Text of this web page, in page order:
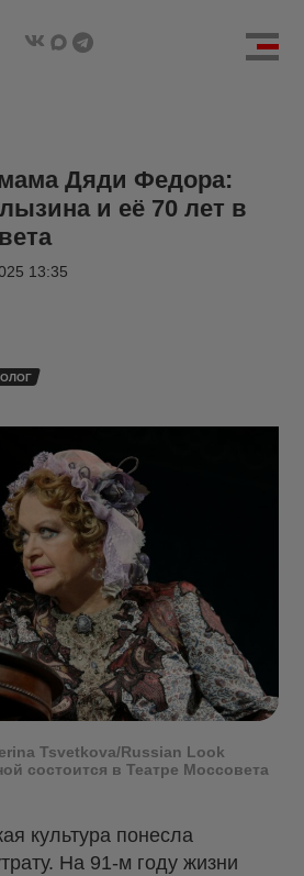
Дяди Федора:
и её 70 лет в
13:35
Tsvetkova/Russian Look
состоится в Театре Моссовета
культура понесла
На 91-м году жизни